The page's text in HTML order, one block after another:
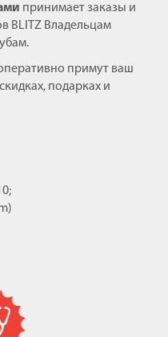
принимает заказы и
BLITZ Владельцам
примут ваш
подарках и